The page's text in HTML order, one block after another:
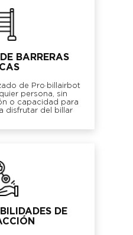
BARRERAS
de Pro·billairbot
persona, sin
o capacidad para
disfrutar del billar
DE